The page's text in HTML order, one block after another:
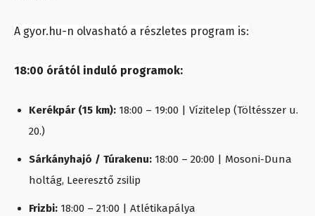
A gyor.hu-n olvasható a részletes program is:
18:00 órától induló programok:
Kerékpár (15 km): 18:00 – 19:00 | Vízitelep (Töltésszer u.
20.)
Sárkányhajó / Túrakenu: 18:00 – 20:00 | Mosoni-Duna
holtág, Leeresztő zsilip
Frizbi: 18:00 – 21:00 | Atlétikapálya